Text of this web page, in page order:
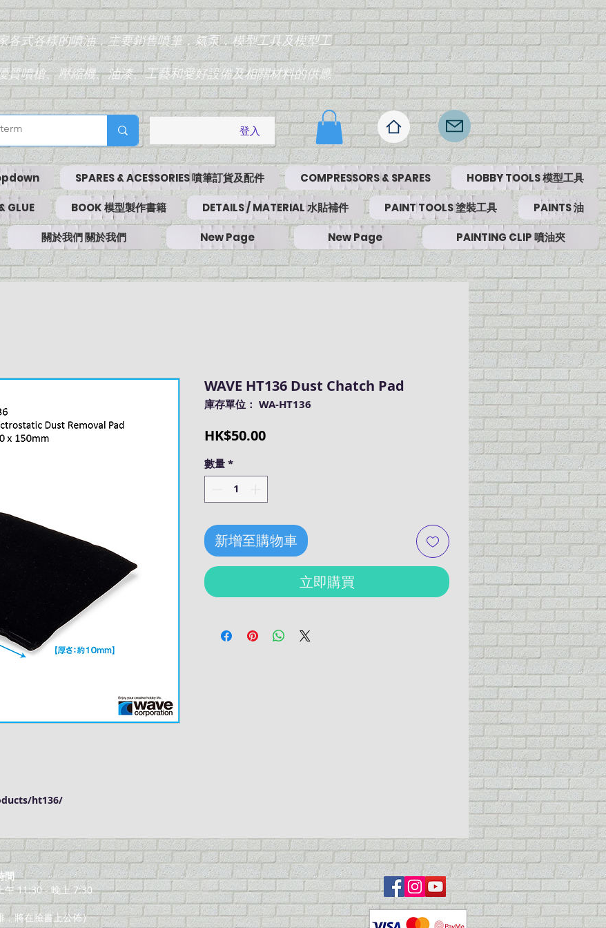
各式各樣的噴油，主要銷售噴筆，氣泵，模型工具及模型工
質噴槍、壓縮機、油漆、工藝和愛好設備及相關材料的供應
登入
SPARES & ACESSORIES 噴筆訂貨及配件 COMPRESSORS & SPARES HOBBY TOOLS 模型工具
GLUE BOOK 模型製作書籍 DETAILS / MATERIAL 水貼補件 PAINT TOOLS 塗裝工具 PAINTS 油
關於我們 關於我們 New Page New Page PAINTING CLIP 噴油夾
ht136/
WAVE HT136 Dust Chatch Pad
庫存單位： WA-HT136
HK$50.00價
數量*
新增至購物車
立即購買
間
午 11:30 - 晚上 7:30
，將在臉書上公佈）